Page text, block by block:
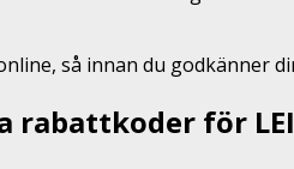
så innan du godkänner
rabattkoder för